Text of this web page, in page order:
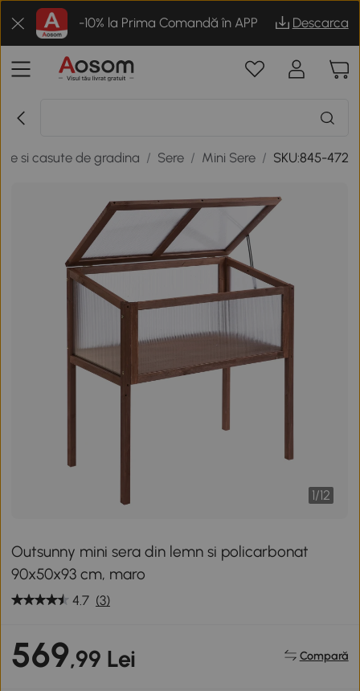
-10% la Prima Comandă în APP Descarca
si casute de gradina / Sere / Mini Sere / SKU:845-472
1/12
Outsunny mini sera din lemn si policarbonat
90x50x93 cm, maro
4.7 (3)
569,99 Lei Compară